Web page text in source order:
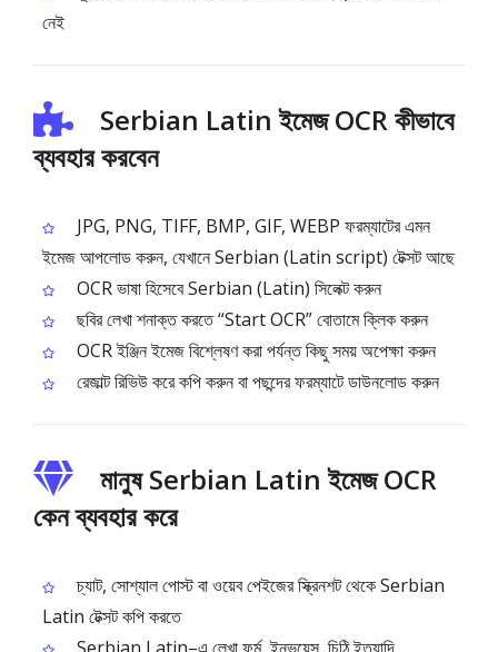
নেই
Serbian Latin ইমেজ OCR কীভাবে
ব্যবহার করবেন
JPG, PNG, TIFF, BMP, GIF, WEBP ফরম্যাটের এমন
ইমেজ আপলোড করুন, যেখানে Serbian (Latin script) টেক্সট আছে
OCR ভাষা হিসেবে Serbian (Latin) সিলেক্ট করুন
ছবির লেখা শনাক্ত করতে “Start OCR” বোতামে ক্লিক করুন
OCR ইঞ্জিন ইমেজ বিশ্লেষণ করা পর্যন্ত কিছু সময় অপেক্ষা করুন
রেজাল্ট রিভিউ করে কপি করুন বা পছন্দের ফরম্যাটে ডাউনলোড করুন
মানুষ Serbian Latin ইমেজ OCR
কেন ব্যবহার করে
চ্যাট, সোশ্যাল পোস্ট বা ওয়েব পেইজের স্ক্রিনশট থেকে Serbian
Latin টেক্সট কপি করতে